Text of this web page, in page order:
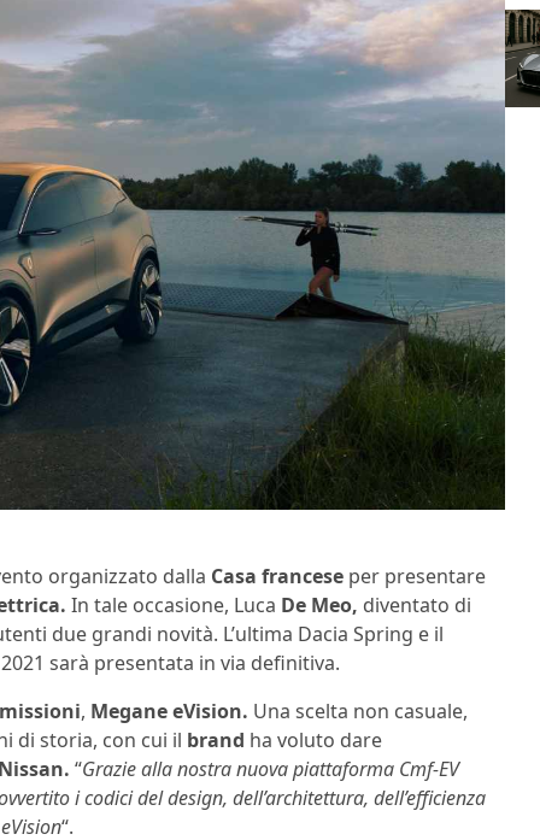
organizzato dalla Casa francese per presentare
In tale occasione, Luca De Meo, diventato di
due grandi novità. L’ultima Dacia Spring e il
sarà presentata in via definitiva.
, Megane eVision. Una scelta non casuale,
di storia, con cui il brand ha voluto dare
“Grazie alla nostra nuova piattaforma Cmf-EV
i codici del design, dell’architettura, dell’efficienza
“.